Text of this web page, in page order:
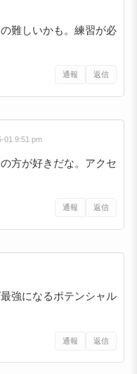
難しいかも。練習が必
通報 返信
01 9:51 pm
方が好きだな。アクセ
通報 返信
強になるポテンシャル
通報 返信